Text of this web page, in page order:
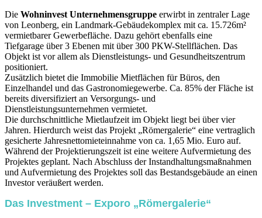
Die Wohninvest Unternehmensgruppe erwirbt in zentraler Lage
von Leonberg, ein Landmark-Gebäudekomplex mit ca. 15.726m²
vermietbarer Gewerbefläche. Dazu gehört ebenfalls eine
Tiefgarage über 3 Ebenen mit über 300 PKW-Stellflächen. Das
Objekt ist vor allem als Dienstleistungs- und Gesundheitszentrum
positioniert.
Zusätzlich bietet die Immobilie Mietflächen für Büros, den
Einzelhandel und das Gastronomiegewerbe. Ca. 85% der Fläche ist
bereits diversifiziert an Versorgungs- und
Dienstleistungsunternehmen vermietet.
Die durchschnittliche Mietlaufzeit im Objekt liegt bei über vier
Jahren. Hierdurch weist das Projekt „Römergalerie“ eine vertraglich
gesicherte Jahresnettomieteinnahme von ca. 1,65 Mio. Euro auf.
Während der Projektierungszeit ist eine weitere Aufvermietung des
Projektes geplant. Nach Abschluss der Instandhaltungsmaßnahmen
und Aufvermietung des Projektes soll das Bestandsgebäude an einen
Investor veräußert werden.
Das Investment – Exporo „Römergalerie“